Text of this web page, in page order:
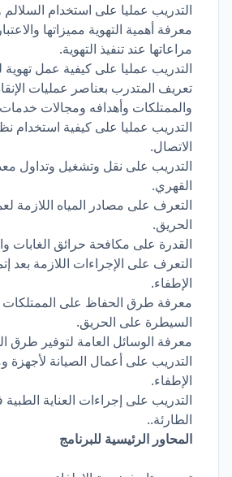
التدريب عمليا على استخدام السلالم
معرفة أهمية التهوية مميزاتها
مراعاتها عند تنفيذ التهوية.
التدريب عمليا على كيفية عمل
تعريف المتدرب بعناصر عمليات
والممتلكات وأهدافه ومجالات خدمات
التدريب عمليا على كيفية استخدام
الاتصال.
التدريب على نقل وتشغيل وتداول
القهري.
التعرف على مصادر المياه اللازمة
الحريق.
القدرة على مكافحة حرائق الغابات
التعرف على الإجراءات اللازمة بعد
الإطفاء.
معرفة طرق الحفاظ على
السيطرة على الحريق.
معرفة الوسائل العامة لتوفير طرق
التدريب على أعمال الصيانة
الإطفاء.
التدريب على إجراءات العناية
الطارئة..
المحاور الرئيسية للبرنامج